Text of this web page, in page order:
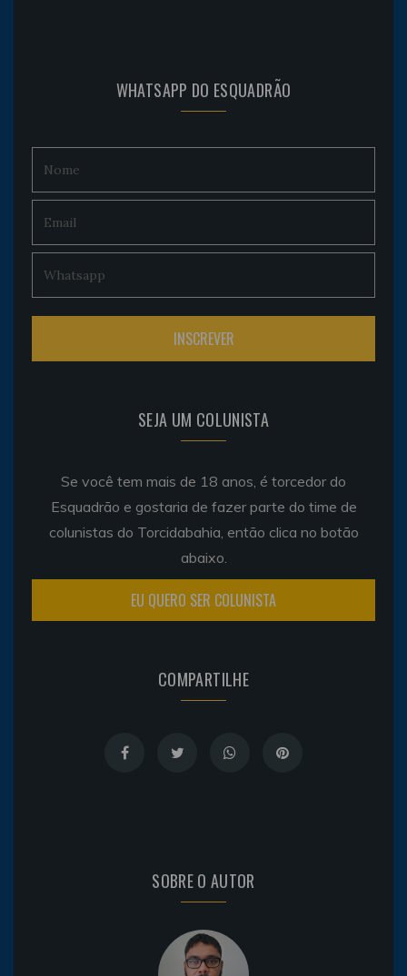
WHATSAPP DO ESQUADRÃO
SEJA UM COLUNISTA
Se você tem mais de 18 anos, é torcedor do
Esquadrão e gostaria de fazer parte do time de
colunistas do Torcidabahia, então clica no botão
abaixo.
EU QUERO SER COLUNISTA
COMPARTILHE
SOBRE O AUTOR